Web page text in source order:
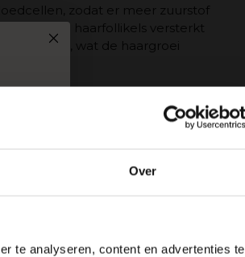
Over
te analyseren, content en advertenties te
zodat er meer zuurstof
de haarfollikels versterkt
wat de haargroei
gehaald. De aanbevolen
dat zal eerder genetisch zijn
en andere problemen met
houdt rode bloedcellen gezond.
dag.